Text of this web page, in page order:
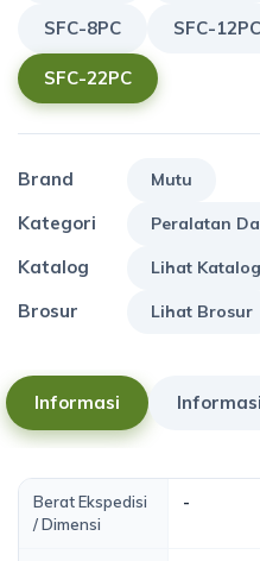
SFC-8PC SFC-12PC
SFC-22PC
Brand Mutu
Kategori Peralatan
Katalog Lihat Katalog
Brosur Lihat Brosur
Informasi
Berat Ekspedisi
/ Dimensi
-